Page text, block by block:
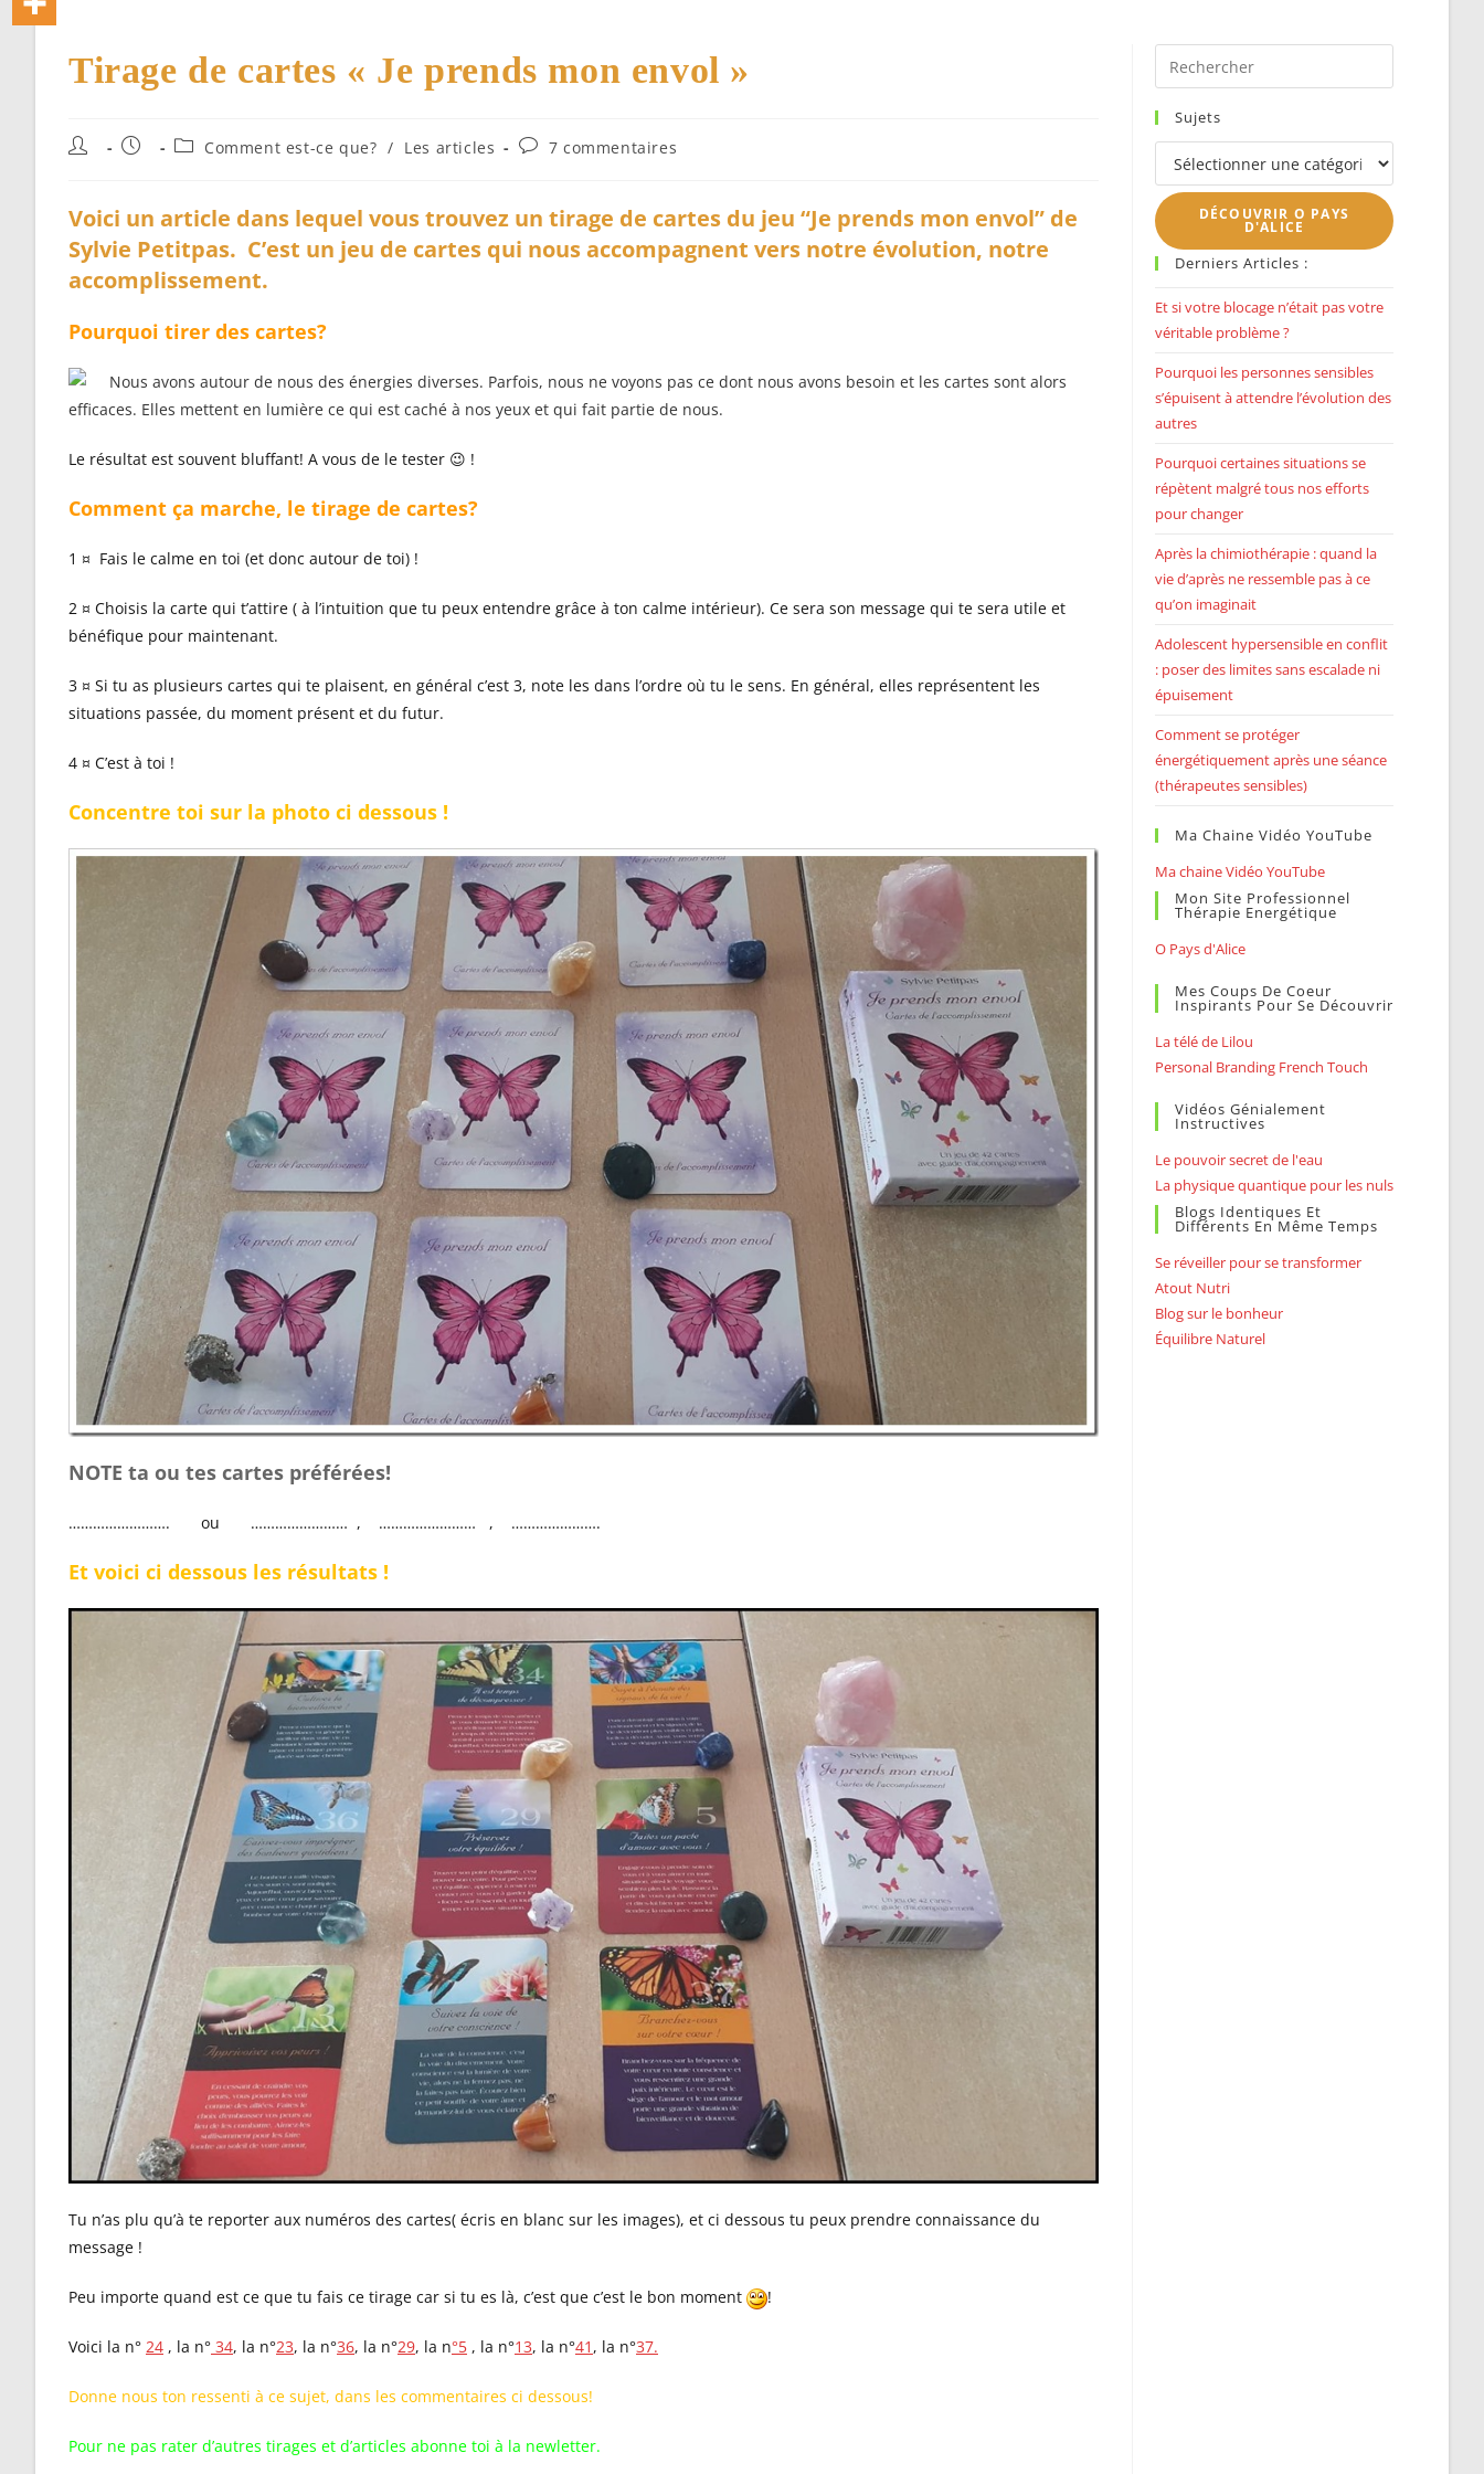
Tirage de cartes « Je prends mon envol »
Auteur/autrice
publication :
Publication
PostComment est-ce que? / Les articles
Commentaires
publication :
7 commentaires
Voici un article dans lequel vous trouvez un tirage de cartes du jeu “Je prends mon envol” de
Sylvie Petitpas. C’est un jeu de cartes qui nous accompagnent vers notre évolution, notre
accomplissement.
Pourquoi tirer des cartes?
Nous avons autour de nous des énergies diverses. Parfois, nous ne voyons pas ce dont nous avons besoin et les cartes sont alors
efficaces. Elles mettent en lumière ce qui est caché à nos yeux et qui fait partie de nous.
Le résultat est souvent bluffant! A vous de le tester 😉 !
Comment ça marche, le tirage de cartes?
1 ¤ Fais le calme en toi (et donc autour de toi) !
2 ¤ Choisis la carte qui t’attire ( à l’intuition que tu peux entendre grâce à ton calme intérieur). Ce sera son message qui te sera utile et
bénéfique pour maintenant.
3 ¤ Si tu as plusieurs cartes qui te plaisent, en général c’est 3, note les dans l’ordre où tu le sens. En général, elles représentent les
situations passée, du moment présent et du futur.
4 ¤ C’est à toi !
Concentre toi sur la photo ci dessous !
NOTE ta ou tes cartes préférées!
……………………. ou …………………… , …………………… , ………………….
Et voici ci dessous les résultats !
Tu n’as plu qu’à te reporter aux numéros des cartes( écris en blanc sur les images), et ci dessous tu peux prendre connaissance du
message !
Peu importe quand est ce que tu fais ce tirage car si tu es là, c’est que c’est le bon moment !
Voici la n° 24 , la n° 34, la n°23, la n°36, la n°29, la n°5 , la n°13, la n°41 , la n°37.
Donne nous ton ressenti à ce sujet, dans les commentaires ci dessous!
Pour ne pas rater d’autres tirages et d’articles abonne toi à la newletter.
Escape
close
panel.
Sujets
Sujets
DÉCOUVRIR O PAYS
D'ALICE
Derniers Articles :
Et si votre blocage n’était pas votre
véritable problème ?
Pourquoi les personnes sensibles
s’épuisent à attendre l’évolution des
autres
Pourquoi certaines situations se
répètent malgré tous nos efforts
pour changer
Après la chimiothérapie : quand la
vie d’après ne ressemble pas à ce
qu’on imaginait
Adolescent hypersensible en conflit
: poser des limites sans escalade ni
épuisement
Comment se protéger
énergétiquement après une séance
(thérapeutes sensibles)
Ma Chaine Vidéo YouTube
Ma chaine Vidéo YouTube
Mon Site Professionnel
Thérapie Energétique
O Pays d'Alice
Mes Coups De Coeur
Inspirants Pour Se Découvrir
La télé de Lilou
Personal Branding French Touch
Vidéos Génialement
Instructives
Le pouvoir secret de l'eau
La physique quantique pour les nuls
Blogs Identiques Et
Différents En Même Temps
Se réveiller pour se transformer
Atout Nutri
Blog sur le bonheur
Équilibre Naturel